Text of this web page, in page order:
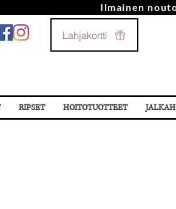
Ilmainen
Lahjakortti
RIPSET HOITOTUOTTEET